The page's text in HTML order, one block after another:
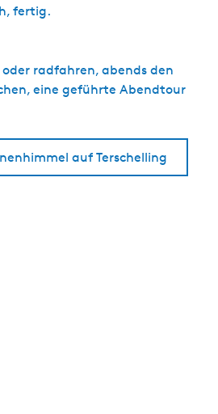
fertig.
radfahren, abends den
eine geführte Abendtour
auf Terschelling